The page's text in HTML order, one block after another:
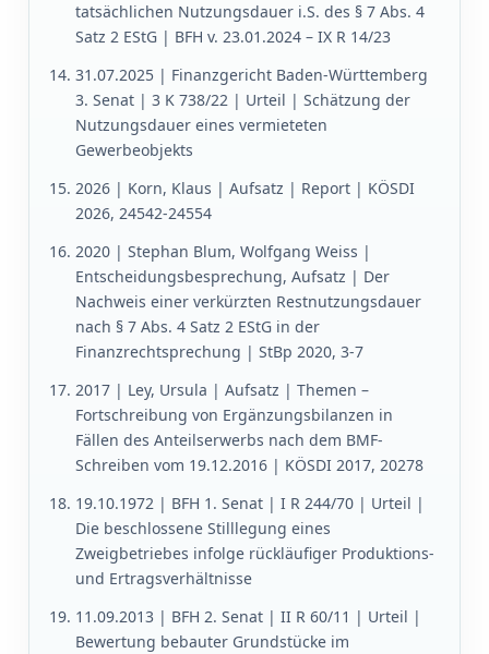
tatsächlichen Nutzungsdauer i.S. des § 7 Abs. 4
Satz 2 EStG | BFH v. 23.01.2024 – IX R 14/23
31.07.2025 | Finanzgericht Baden-Württemberg
3. Senat | 3 K 738/22 | Urteil | Schätzung der
Nutzungsdauer eines vermieteten
Gewerbeobjekts
2026 | Korn, Klaus | Aufsatz | Report | KÖSDI
2026, 24542-24554
2020 | Stephan Blum, Wolfgang Weiss |
Entscheidungsbesprechung, Aufsatz | Der
Nachweis einer verkürzten Restnutzungsdauer
nach § 7 Abs. 4 Satz 2 EStG in der
Finanzrechtsprechung | StBp 2020, 3-7
2017 | Ley, Ursula | Aufsatz | Themen –
Fortschreibung von Ergänzungsbilanzen in
Fällen des Anteilserwerbs nach dem BMF-
Schreiben vom 19.12.2016 | KÖSDI 2017, 20278
19.10.1972 | BFH 1. Senat | I R 244/70 | Urteil |
Die beschlossene Stilllegung eines
Zweigbetriebes infolge rückläufiger Produktions-
und Ertragsverhältnisse
11.09.2013 | BFH 2. Senat | II R 60/11 | Urteil |
Bewertung bebauter Grundstücke im